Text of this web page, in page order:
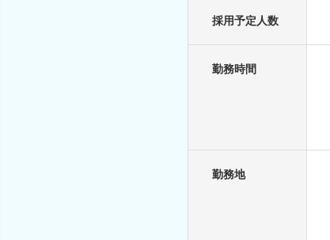
採用予定人数
勤務時間
勤務地